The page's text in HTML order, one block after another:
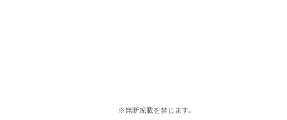
※無断転載を禁じます。